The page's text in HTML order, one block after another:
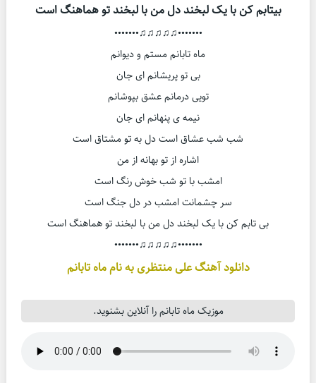
بیتابم کن با یک لبخند دل من با لبخند تو هماهنگ است
•••••••♫♫♫♫♫•••••••
ماه تابانم مستم و دیوانم
بی تو پریشانم ای جان
تویی درمانم عشق بپوشانم
نیمه ی پنهانم ای جان
شب شب عشاق است دل به تو مشتاق است
اشاره از تو بهانه از من
امشب با تو شب خوش رنگ است
سر چشمانت امشب در دل جنگ است
بی تابم کن با یک لبخند دل من با لبخند تو هماهنگ است
•••••••♫♫♫♫♫•••••••
دانلود آهنگ علی منتظری به نام ماه تابانم
موزیک ماه تابانم را آنلاین بشنوید.